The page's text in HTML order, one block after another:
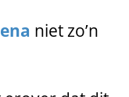
niet zo’n